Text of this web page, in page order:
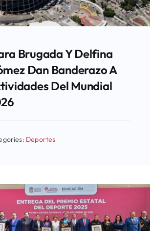
Brugada Y Delfina
Dan Banderazo A
Del Mundial
Deportes